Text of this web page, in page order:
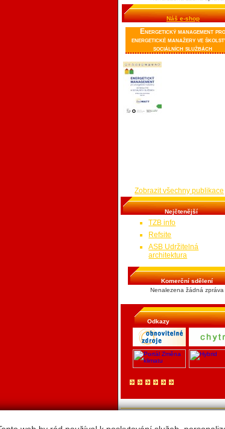
Náš e-shop
Energetický management pro
energetické manažery ve
sociálních službách
Zobrazit všechny publikace
Nejčtenější
TZB info
Refsite
ASB Udržitelná
architektura
Komerční sdělení
Nenalezena žádná zpráva
Odkazy